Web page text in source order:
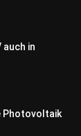
auch in
Photovoltaik